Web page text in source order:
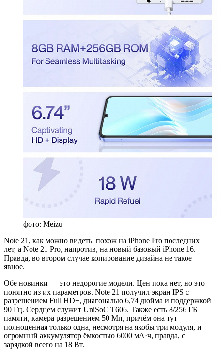
фото: Meizu
Note 21, как можно видеть, похож на iPhone Pro последних
лет, а Note 21 Pro, напротив, на новый базовый iPhone 16.
Правда, во втором случае копирование дизайна не такое
явное.
Обе новинки — это недорогие модели. Цен пока нет, но это
понятно из их параметров. Note 21 получил экран IPS с
разрешением Full HD+, диагональю 6,74 дюйма и поддержкой
90 Гц. Сердцем служит UniSoC T606. Также есть 8/256 ГБ
памяти, камера разрешением 50 Мп, причём она тут
полноценная только одна, несмотря на якобы три модуля, и
огромный аккумулятор ёмкостью 6000 мА·ч, правда, с
зарядкой всего на 18 Вт.